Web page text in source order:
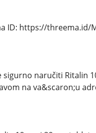
ID: https://threema.id/
sigurno naručiti Ritalin
na va&scaron;u